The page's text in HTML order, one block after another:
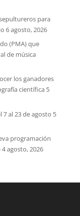
para
6 agosto, 2026
(PMA) que
de música
los ganadores
científica 5
7 al 23 de agosto 5
programación
4 agosto, 2026